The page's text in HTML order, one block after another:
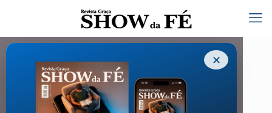
✕
O QUE SOMOS EM CRISTO